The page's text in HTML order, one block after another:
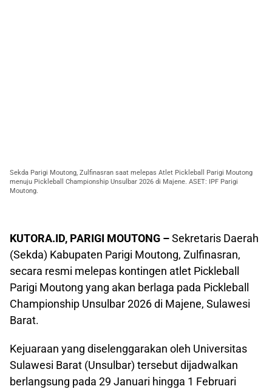
Sekda Parigi Moutong, Zulfinasran saat melepas Atlet Pickleball Parigi Moutong
menuju Pickleball Championship Unsulbar 2026 di Majene. ASET: IPF Parigi
Moutong.
KUTORA.ID, PARIGI MOUTONG –Sekretaris Daerah
(Sekda) Kabupaten Parigi Moutong, Zulfinasran,
secara resmi melepas kontingen atlet Pickleball
Parigi Moutong yang akan berlaga pada Pickleball
Championship Unsulbar 2026 di Majene, Sulawesi
Barat.
Kejuaraan yang diselenggarakan oleh Universitas
Sulawesi Barat (Unsulbar) tersebut dijadwalkan
berlangsung pada 29 Januari hingga 1 Februari